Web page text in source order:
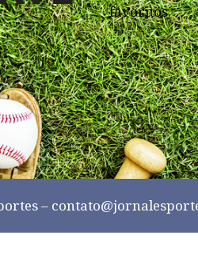
favoritos.
–